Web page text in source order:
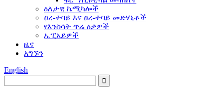
ዕለታዊ ኬሚካሎች
ፀረ-ተባይ እና ፀረ-ተባይ መድሃኒቶች
የእንስሳት ጥሬ ዕቃዎች
ኤፒአይዎች
ዜና
አግኙን
English